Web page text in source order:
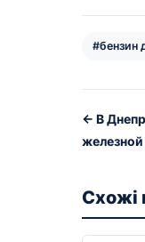
#бензин
← В
Схожі